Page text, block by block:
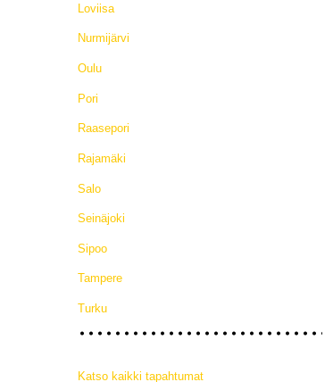
Loviisa
Nurmijärvi
Oulu
Pori
Raasepori
Rajamäki
Salo
Seinäjoki
Sipoo
Tampere
Turku
Katso kaikki tapahtumat